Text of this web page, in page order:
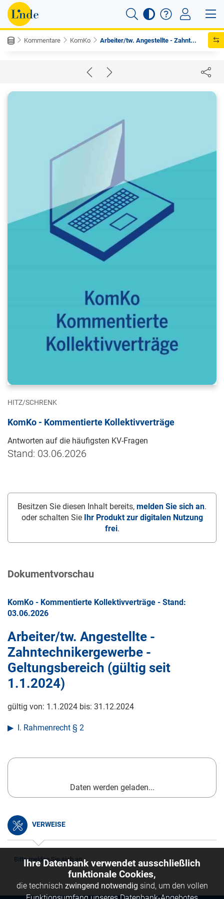
Kommentare KomKo Arbeiter/tw. Angestellte - Zahnt...
HITZ/SCHRENK
KomKo - Kommentierte Kollektivverträge
Antworten auf die häufigsten KV-Fragen
Stand: 03.06.2026
Besitzen Sie diesen Inhalt bereits, melden Sie sich an.
oder schalten Sie
Ihr Produkt zur digitalen Nutzung
frei.
Dokumentvorschau
KomKo - Kommentierte Kollektivverträge - Stand:
03.06.2026
Arbeiter/tw. Angestellte -
Zahntechnikergewerbe -
Geltungsbereich (gültig seit
1.1.2024)
gültig von: 1.1.2024 bis: 31.12.2024
I. Rahmenrecht § 2
Daten werden geladen...
VERWEISE
Bitte melden Sie sich an.
Ihre Datenbank verwendet ausschließlich
funktionale Cookies,
die technisch zwingend notwendig sind, um den vollen